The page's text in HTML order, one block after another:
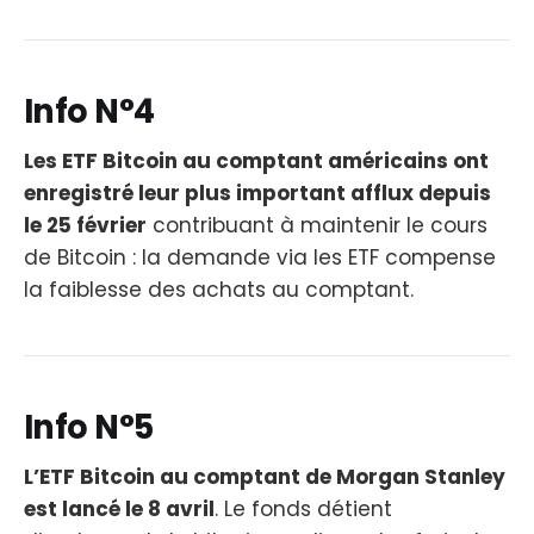
Info N°4
Les ETF Bitcoin au comptant américains ont
enregistré leur plus important afflux depuis
le 25 février contribuant à maintenir le cours
de Bitcoin : la demande via les ETF compense
la faiblesse des achats au comptant.
Info N°5
L’ETF Bitcoin au comptant de Morgan Stanley
est lancé le 8 avril. Le fonds détient